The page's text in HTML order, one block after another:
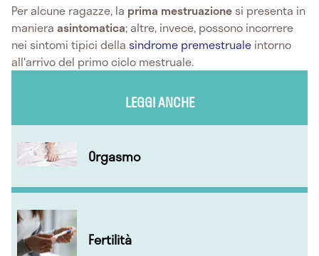
Per alcune ragazze, la prima mestruazione si presenta in
maniera asintomatica; altre, invece, possono incorrere
nei sintomi tipici della sindrome premestruale intorno
all'arrivo del primo ciclo mestruale.
LEGGI ANCHE
Orgasmo
Fertilità